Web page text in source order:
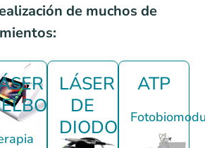
de muchos de
LÁSER
DE
DIODO
ATP